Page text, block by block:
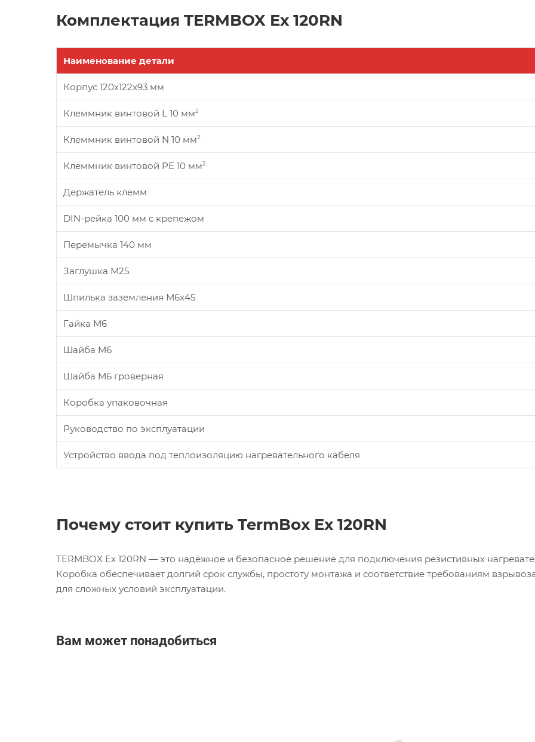
Комплектация TERMBOX Ex 120RN
Наименование детали
Корпус 120х122х93 мм
Клеммник винтовой L 10 мм2
Клеммник винтовой N 10 мм2
Клеммник винтовой PE 10 мм2
Держатель клемм
DIN-рейка 100 мм с крепежом
Перемычка 140 мм
Заглушка М25
Шпилька заземления М6х45
Гайка М6
Шайба М6
Шайба М6 гроверная
Коробка упаковочная
Руководство по эксплуатации
Устройство ввода под теплоизоляцию нагревательного кабеля
Почему стоит купить TermBox Ex 120RN
TERMBOX Ex 120RN — это надёжное и безопасное решение для подключения резистивных
Коробка обеспечивает долгий срок службы, простоту монтажа и соответствие требованиям
для сложных условий эксплуатации.
Вам может понадобиться